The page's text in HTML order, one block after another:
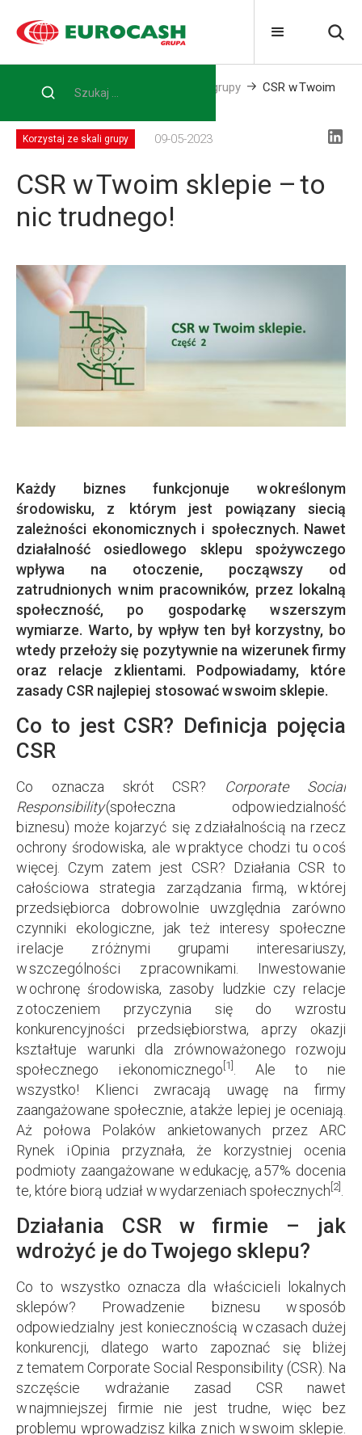
Home Blog Korzystaj ze skali grupy
CSR w Twoim
Korzystaj ze skali grupy 09-05-2023
CSR w Twoim sklepie – to
nic trudnego!
Każdy biznes funkcjonuje w określonym
środowisku, z którym jest powiązany siecią
zależności ekonomicznych i społecznych. Nawet
działalność osiedlowego sklepu spożywczego
wpływa na otoczenie, począwszy od
zatrudnionych w nim pracowników, przez lokalną
społeczność, po gospodarkę w szerszym
wymiarze. Warto, by wpływ ten był korzystny, bo
wtedy przełoży się pozytywnie na wizerunek firmy
oraz relacje z klientami. Podpowiadamy, które
zasady CSR najlepiej stosować w swoim sklepie.
Co to jest CSR? Definicja pojęcia
CSR
Co oznacza skrót CSR? Corporate Social
Responsibility(społeczna odpowiedzialność
biznesu) może kojarzyć się z działalnością na rzecz
ochrony środowiska, ale w praktyce chodzi tu o coś
więcej. Czym zatem jest CSR? Działania CSR to
całościowa strategia zarządzania firmą, w której
przedsiębiorca dobrowolnie uwzględnia zarówno
czynniki ekologiczne, jak też interesy społeczne
i relacje z różnymi grupami interesariuszy,
w szczególności z pracownikami. Inwestowanie
w ochronę środowiska, zasoby ludzkie czy relacje
z otoczeniem przyczynia się do wzrostu
konkurencyjności przedsiębiorstwa, a przy okazji
kształtuje warunki dla zrównoważonego rozwoju
społecznego i ekonomicznego[1]
. Ale to nie
wszystko! Klienci zwracają uwagę na firmy
zaangażowane społecznie, a także lepiej je oceniają.
Aż połowa Polaków ankietowanych przez ARC
Rynek i Opinia przyznała, że korzystniej ocenia
podmioty zaangażowane w edukację, a 57% docenia
te, które biorą udział w wydarzeniach społecznych[2]
Działania CSR w firmie – jak
wdrożyć je do Twojego sklepu?
Co to wszystko oznacza dla właścicieli lokalnych
sklepów? Prowadzenie biznesu w sposób
odpowiedzialny jest koniecznością w czasach dużej
konkurencji, dlatego warto zapoznać się bliżej
z tematem Corporate Social Responsibility (CSR). Na
szczęście wdrażanie zasad CSR nawet
w najmniejszej firmie nie jest trudne, więc bez
problemu wprowadzisz kilka z nich w swoim sklepie.